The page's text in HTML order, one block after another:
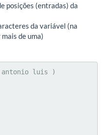
posições (entradas) da
da variável (na
de uma)
antonio luis )